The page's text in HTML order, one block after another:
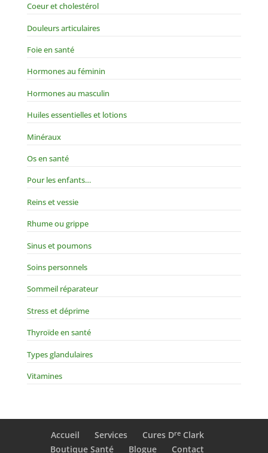
Coeur et cholestérol
Douleurs articulaires
Foie en santé
Hormones au féminin
Hormones au masculin
Huiles essentielles et lotions
Minéraux
Os en santé
Pour les enfants…
Reins et vessie
Rhume ou grippe
Sinus et poumons
Soins personnels
Sommeil réparateur
Stress et déprime
Thyroïde en santé
Types glandulaires
Vitamines
Accueil Services Cures DreClark
Boutique Santé
Blogue Contact